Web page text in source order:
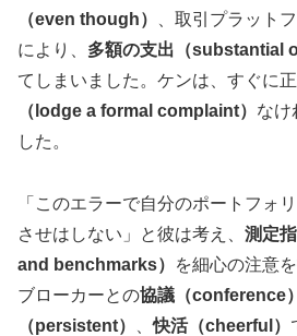
（even though）
、取引プラット
により、 多額の支出（substantial
てしまいました。ケンは、すぐに
（lodge a formal complaint） なけ
した。
「このエラーで自分のポートフォ
させはしない」と彼は考え、 測定
and benchmarks）
を細心の注意
ブローカーとの協議（conference）
（persistent）
、快活（cheerful）